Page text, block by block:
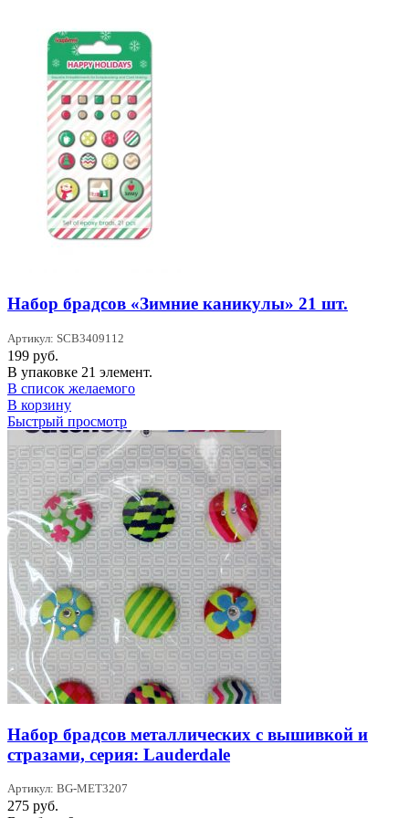
Набор брадсов «Зимние каникулы» 21 шт.
Артикул: SCB3409112
199 руб.
В упаковке 21 элемент.
В список желаемого
В корзину
Быстрый просмотр
Набор брадсов металлических с вышивкой и
стразами, серия: Lauderdale
Артикул: BG-MET3207
275 руб.